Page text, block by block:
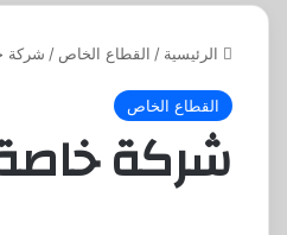
الرئيسية / القطاع الخاص / شركة
القطاع الخاص
شركة خاصة